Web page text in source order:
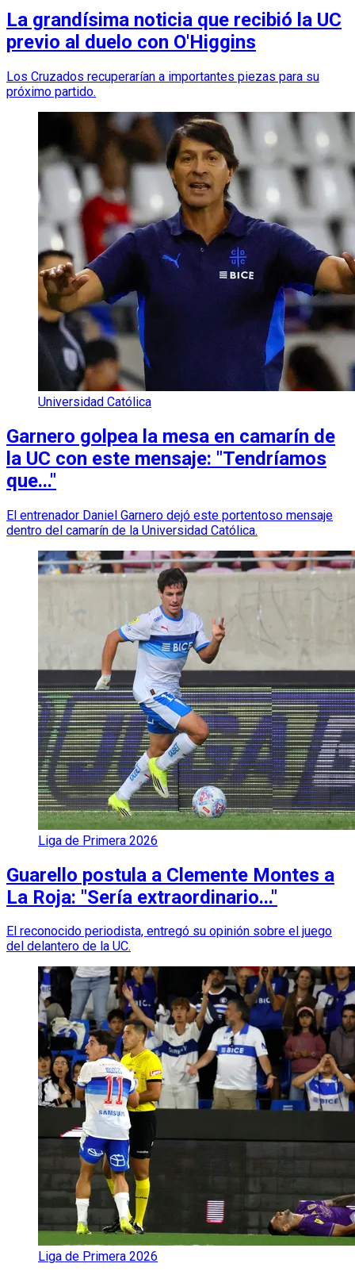
La grandísima noticia que recibió la UC
previo al duelo con O'Higgins
Los Cruzados recuperarían a importantes piezas para su
próximo partido.
Universidad Católica
Garnero golpea la mesa en camarín de
la UC con este mensaje: "Tendríamos
que..."
El entrenador Daniel Garnero dejó este portentoso mensaje
dentro del camarín de la Universidad Católica.
Liga de Primera 2026
Guarello postula a Clemente Montes a
La Roja: "Sería extraordinario..."
El reconocido periodista, entregó su opinión sobre el juego
del delantero de la UC.
Liga de Primera 2026